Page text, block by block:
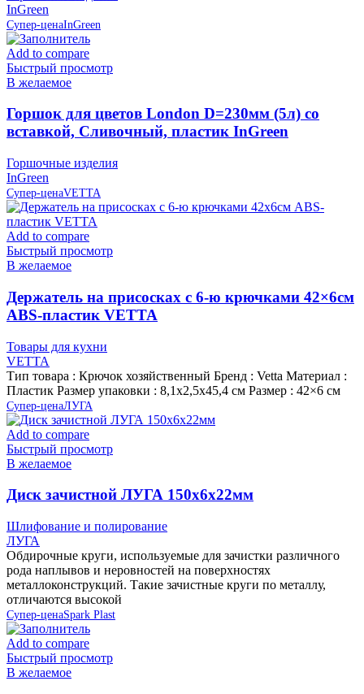
InGreen
Супер-ценаInGreen
Add to compare
Быстрый просмотр
В желаемое
Горшок для цветов London D=230мм (5л) со
вставкой, Сливочный, пластик InGreen
Горшочные изделия
InGreen
Супер-ценаVETTA
Add to compare
Быстрый просмотр
В желаемое
Держатель на присосках с 6-ю крючками 42×6см
ABS-пластик VETTA
Товары для кухни
VETTA
Тип товара : Крючок хозяйственный Бренд : Vetta Материал :
Пластик Размер упаковки : 8,1х2,5х45,4 см Размер : 42×6 см
Супер-ценаЛУГА
Add to compare
Быстрый просмотр
В желаемое
Диск зачистной ЛУГА 150х6х22мм
Шлифование и полирование
ЛУГА
Обдирочные круги, используемые для зачистки различного
рода наплывов и неровностей на поверхностях
металлоконструкций. Такие зачистные круги по металлу,
отличаются высокой
Супер-ценаSpark Plast
Add to compare
Быстрый просмотр
В желаемое